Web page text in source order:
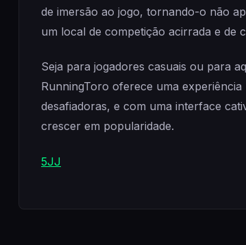
de imersão ao jogo, tornando-o não
um local de competição acirrada e de
Seja para jogadores casuais ou para
RunningToro oferece uma
desafiadoras, e com uma interface
crescer em popularidade.
5JJ